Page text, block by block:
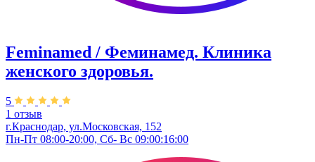
Feminamed / Феминамед. Клиника
женского здоровья.
5
1 отзыв
г.Краснодар, ул.Московская, 152
Пн-Пт 08:00-20:00, Сб- Вс 09:00:16:00